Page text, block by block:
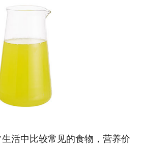
活中比较常见的食物，营养价